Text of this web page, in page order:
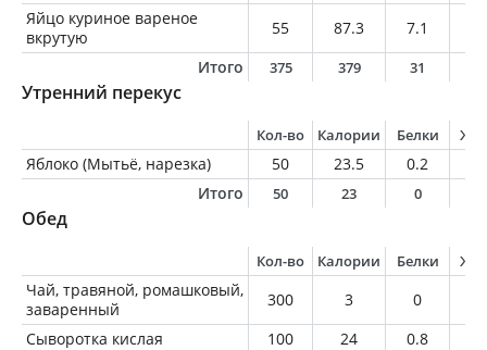
Яйцо куриное вареное
вкрутую
55 87.3 7.1
Итого
375 379 31
Утренний перекус
Кол-во Калории Белки
Яблоко (Мытьё, нарезка) 50 23.5 0.2
Итого
50 23 0
Обед
Кол-во Калории Белки
Чай, травяной, ромашковый,
заваренный
300 3 0
Сыворотка кислая
100 24 0.8